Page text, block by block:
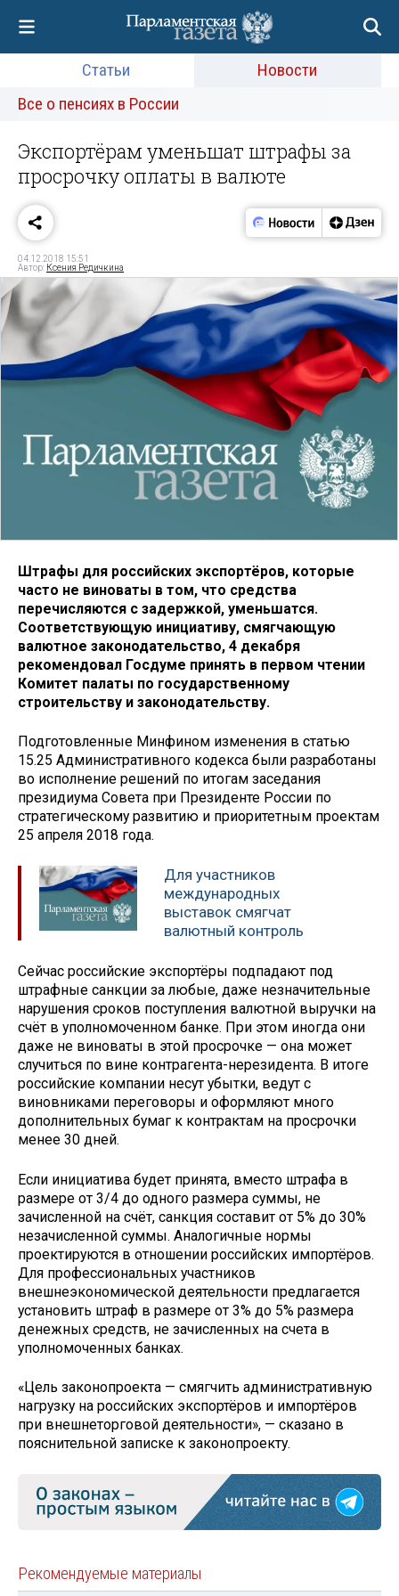
Статьи
Новости
Все о пенсиях в России
Экспортёрам уменьшат штрафы за
просрочку оплаты в валюте
04.12.2018 15:51
Автор: Ксения Редичкина
Штрафы для российских экспортёров, которые
часто не виноваты в том, что средства
перечисляются с задержкой, уменьшатся.
Соответствующую инициативу, смягчающую
валютное законодательство, 4 декабря
рекомендовал Госдуме принять в первом чтении
Комитет палаты по государственному
строительству и законодательству.
Подготовленные Минфином изменения в статью
15.25 Административного кодекса были разработаны
во исполнение решений по итогам заседания
президиума Совета при Президенте России по
стратегическому развитию и приоритетным проектам
25 апреля 2018 года.
Для участников
международных
выставок смягчат
валютный контроль
Сейчас российские экспортёры подпадают под
штрафные санкции за любые, даже незначительные
нарушения сроков поступления валютной выручки на
счёт в уполномоченном банке. При этом иногда они
даже не виноваты в этой просрочке — она может
случиться по вине контрагента-нерезидента. В итоге
российские компании несут убытки, ведут с
виновниками переговоры и оформляют много
дополнительных бумаг к контрактам на просрочки
менее 30 дней.
Если инициатива будет принята, вместо штрафа в
размере от 3/4 до одного размера суммы, не
зачисленной на счёт, санкция составит от 5% до 30%
незачисленной суммы. Аналогичные нормы
проектируются в отношении российских импортёров.
Для профессиональных участников
внешнеэкономической деятельности предлагается
установить штраф в размере от 3% до 5% размера
денежных средств, не зачисленных на счета в
уполномоченных банках.
«Цель законопроекта — смягчить административную
нагрузку на российских экспортёров и импортёров
при внешнеторговой деятельности», — сказано в
пояснительной записке к законопроекту.
Рекомендуемые материалы